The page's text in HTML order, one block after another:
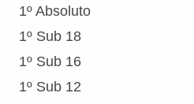
1º Absoluto
1º Sub 18
1º Sub 16
1º Sub 12